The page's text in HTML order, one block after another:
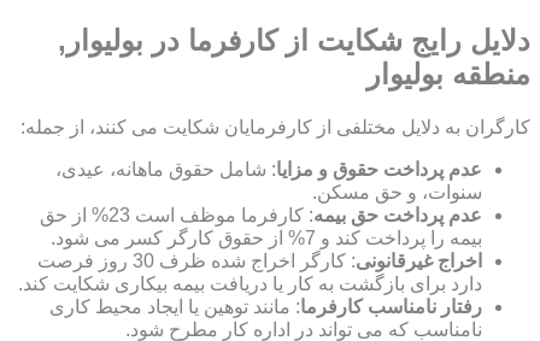
دلایل رایج شکایت از کارفرما در بولیوار,
منطقه بولیوار
کارگران به دلایل مختلفی از کارفرمایان شکایت می کنند، از جمله:
عدم پرداخت حقوق و مزایا: شامل حقوق ماهانه، عیدی،
سنوات، و حق مسکن.
عدم پرداخت حق بیمه
: کارفرما موظف است 23% از حق
بیمه را پرداخت کند و 7% از حقوق کارگر کسر می شود.
اخراج غیرقانونی
: کارگر اخراج شده ظرف 30 روز فرصت
دارد برای بازگشت به کار یا دریافت بیمه بیکاری شکایت کند.
رفتار نامناسب کارفرما: مانند توهین یا ایجاد محیط کاری
نامناسب که می تواند در اداره کار مطرح شود.